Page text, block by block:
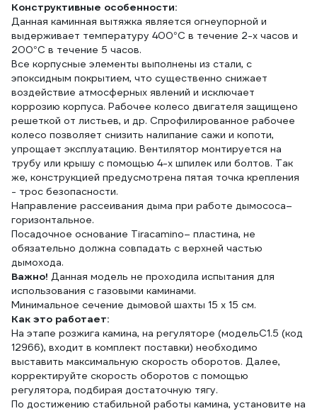
Конструктивные особенности:
Данная каминная вытяжка является огнеупорной и
выдерживает температуру 400°С в течение 2-х часов и
200°С в течение 5 часов.
Все корпусные элементы выполнены из стали, с
эпоксидным покрытием, что существенно снижает
воздействие атмосферных явлений и исключает
коррозию корпуса. Рабочее колесо двигателя защищено
решеткой от листьев, и др. Спрофилированное рабочее
колесо позволяет снизить налипание сажи и копоти,
упрощает эксплуатацию. Вентилятор монтируется на
трубу или крышу с помощью 4-х шпилек или болтов. Так
же, конструкцией предусмотрена пятая точка крепления
- трос безопасности.
Направление рассеивания дыма при работе дымососа–
горизонтальное.
Посадочное основание Tiracamino– пластина, не
обязательно должна совпадать с верхней частью
дымохода.
Важно! Данная модель не проходила испытания для
использования с газовыми каминами.
Минимальное сечение дымовой шахты 15 х 15 см.
Как это работает:
На этапе розжига камина, на регуляторе (модельC1.5 (код
12966), входит в комплект поставки) необходимо
выставить максимальную скорость оборотов. Далее,
корректируйте скорость оборотов с помощью
регулятора, подбирая достаточную тягу.
По достижению стабильной работы камина, установите на